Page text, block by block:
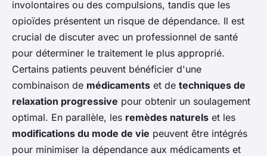
involontaires ou des compulsions, tandis que les
opioïdes présentent un risque de dépendance. Il est
crucial de discuter avec un professionnel de santé
pour déterminer le traitement le plus approprié.
Certains patients peuvent bénéficier d'une
combinaison de médicaments et de techniques de
relaxation progressive pour obtenir un soulagement
optimal. En parallèle, les remèdes naturels et les
modifications du mode de vie peuvent être intégrés
pour minimiser la dépendance aux médicaments et